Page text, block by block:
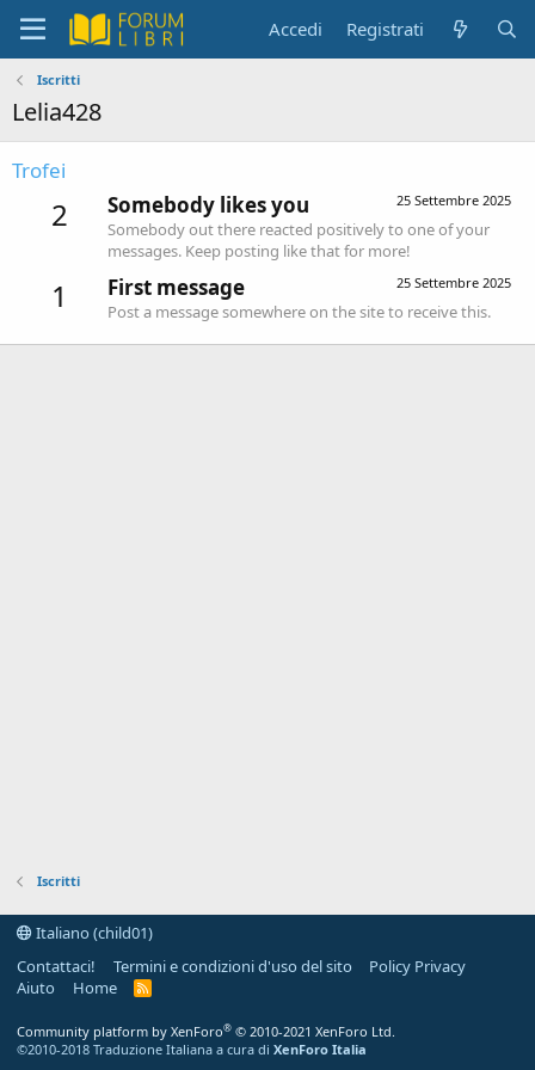
Accedi Registrati
Iscritti
Lelia428
Trofei
2 25 Settembre 2025
Somebody likes you
Somebody out there reacted positively to one of your
messages. Keep posting like that for more!
1 25 Settembre 2025
First message
Post a message somewhere on the site to receive this.
Iscritti
Italiano (child01)
Contattaci!
Termini e condizioni d'uso del sito
Policy Privacy
Aiuto
Home
R
Community platform by XenForo® © 2010-2021 XenForo Ltd.
©2010-2018 Traduzione Italiana a cura di XenForo Italia